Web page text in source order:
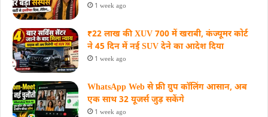
1 week ago
₹22 लाख की XUV 700 में खराबी, कंज्यूमर कोर्ट
ने 45 दिन में नई SUV देने का आदेश दिया
1 week ago
WhatsApp Web से फ्री ग्रुप कॉलिंग आसान, अब
एक साथ 32 यूजर्स जुड़ सकेंगे
1 week ago